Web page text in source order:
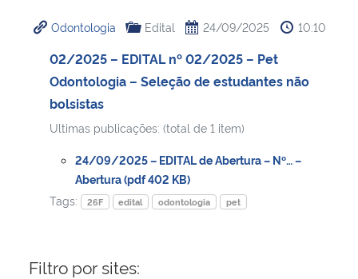
Controladoria-Geral da União
Ministério da Mulher, da Família e dos Direitos Humanos
Odontologia Edital 24/09/2025 10:10
02/2025 – EDITAL nº 02/2025 – Pet
Odontologia – Seleção de estudantes não
bolsistas
Ultimas publicações: (total de 1 item)
24/09/2025 – EDITAL de Abertura – Nº… –
Abertura (pdf 402 KB)
Tags:
26F edital odontologia pet
Filtro por sites: